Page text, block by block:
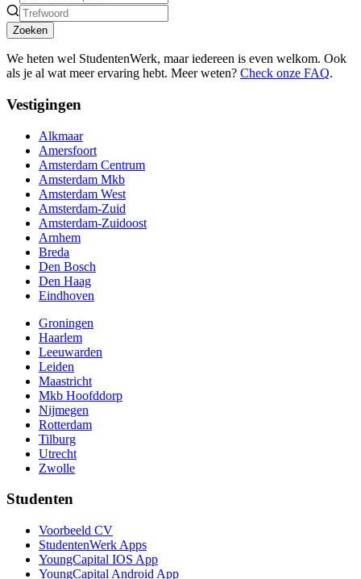
Zoeken
We heten wel StudentenWerk, maar iedereen is even welkom. Ook
als je al wat meer ervaring hebt. Meer weten? Check onze FAQ.
Vestigingen
Alkmaar
Amersfoort
Amsterdam Centrum
Amsterdam Mkb
Amsterdam West
Amsterdam-Zuid
Amsterdam-Zuidoost
Arnhem
Breda
Den Bosch
Den Haag
Eindhoven
Groningen
Haarlem
Leeuwarden
Leiden
Maastricht
Mkb Hoofddorp
Nijmegen
Rotterdam
Tilburg
Utrecht
Zwolle
Studenten
Voorbeeld CV
StudentenWerk Apps
YoungCapital IOS App
YoungCapital Android App